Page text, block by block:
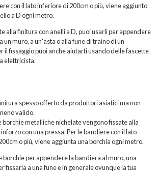
con il lato inferiore di 200cm o più, viene aggiunto
a D ogni metro.
alla finitura con anelli a D, puoi usarli per appendere
un muro, a un'asta o alla fune di traino di un
il fissaggio puoi anche aiutarti usando delle fascette
elettricista.
spesso offerto da produttori asiatici ma non
valido.
borchie metalliche nichelate vengono fissate alla
con una pressa. Per le bandiere con il lato
o più, viene aggiunta una borchia ogni metro.
borchie per appendere la bandiera al muro, una
fissarla a una fune e in generale ovunque la tua